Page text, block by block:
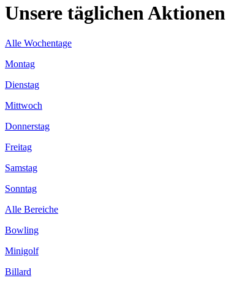
Unsere täglichen Aktionen
Alle Wochentage
Montag
Dienstag
Mittwoch
Donnerstag
Freitag
Samstag
Sonntag
Alle Bereiche
Bowling
Minigolf
Billard